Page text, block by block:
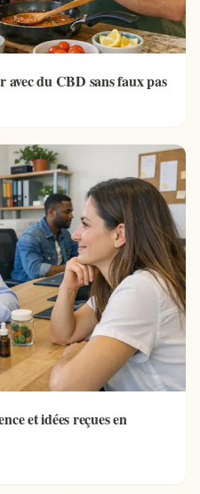
du CBD sans faux pas
et idées reçues en